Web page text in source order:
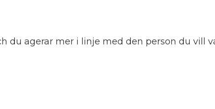
du agerar mer i linje med den person du vill